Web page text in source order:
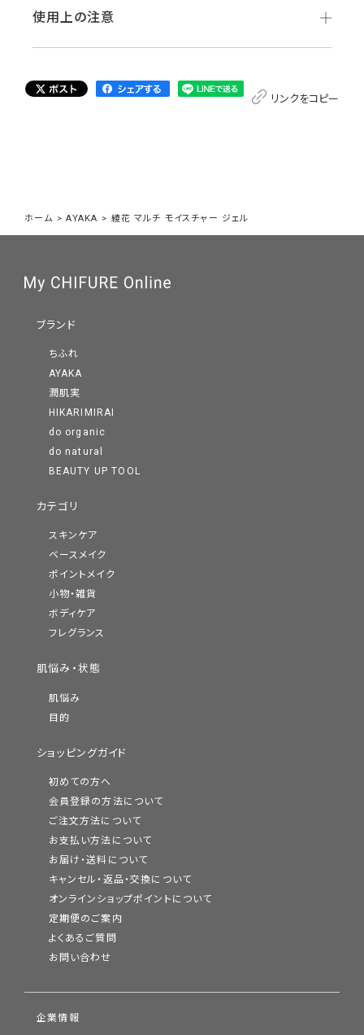
使用上の注意
リンクをコピー
ホーム >AYAKA > 綾花 マルチ モイスチャー ジェル
ブランド
ちふれ
AYAKA
潤肌実
HIKARIMIRAI
do organic
do natural
BEAUTY UP TOOL
カテゴリ
スキンケア
ベースメイク
ポイントメイク
小物・雑貨
ボディケア
フレグランス
肌悩み・状態
肌悩み
目的
ショッピングガイド
初めての方へ
会員登録の方法について
ご注文方法について
お支払い方法について
お届け・送料について
キャンセル・返品・交換について
オンラインショップポイントについて
定期便のご案内
よくあるご質問
お問い合わせ
企業情報